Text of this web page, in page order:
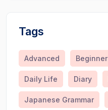
Tags
Advanced Beginner
Daily Life Diary
Japanese Grammar